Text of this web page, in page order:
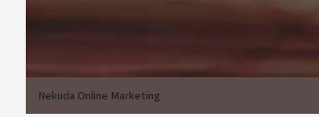
Nekuda Online Marketing